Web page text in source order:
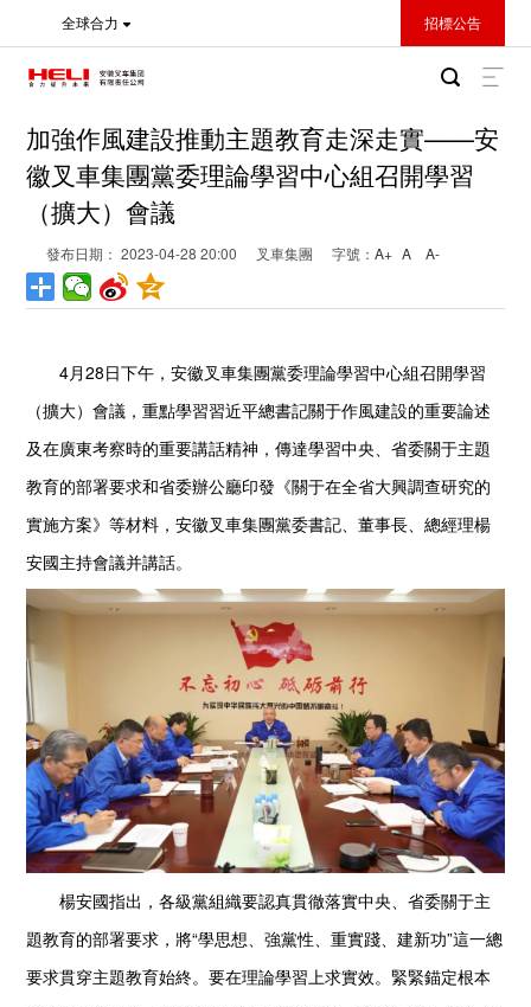
全球合力 招標公告
加強作風建設推動主題教育走深走實——安
徽叉車集團黨委理論學習中心組召開學習
（擴大）會議
發布日期： 2023-04-28 20:00 叉車集團 字號： A+ A A-
4月28日下午，安徽叉車集團黨委理論學習中心組召開學習
（擴大）會議，重點學習習近平總書記關于作風建設的重要論述
及在廣東考察時的重要講話精神，傳達學習中央、省委關于主題
教育的部署要求和省委辦公廳印發《關于在全省大興調查研究的
實施方案》等材料，安徽叉車集團黨委書記、董事長、總經理楊
安國主持會議并講話。
楊安國指出，各級黨組織要認真貫徹落實中央、省委關于主
題教育的部署要求，將“學思想、強黨性、重實踐、建新功”這一總
要求貫穿主題教育始終。要在理論學習上求實效。緊緊錨定根本